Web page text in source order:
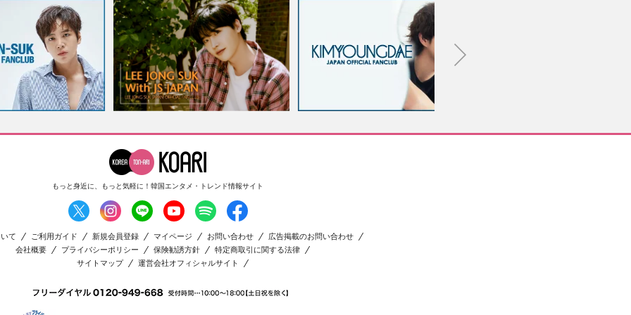
もっと身近に、もっと気軽に！ 韓国エンタメ・トレンド情報サイト
て ご利用ガイド 新規会員登録 マイページ お問い合わせ
広告掲載のお問い合わせ
会社概要
プライバシーポリシー 保険勧誘方針
特定商取引に関する法律
サイトマップ
運営会社オフィシャルサイト